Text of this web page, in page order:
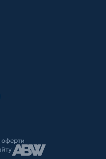
оферти